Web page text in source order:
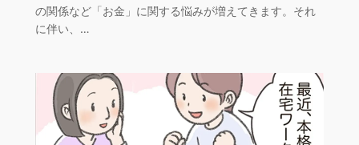
の関係など「お金」に関する悩みが増えてきます。それ
に伴い、…